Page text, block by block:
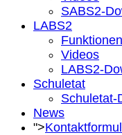
SABS2-
LABS2
Funktionen
Videos
LABS2-
Schuletat
Schuletat-
News
">